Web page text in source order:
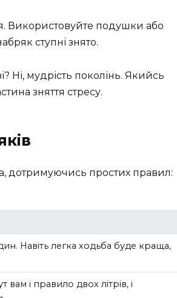
Використовуйте подушки або
ступні знято.
Ні, мудрість поколінь. Якийсь
зняття стресу.
дотримуючись простих правил:
Навіть легка ходьба буде краща,
вам і правило двох літрів, і